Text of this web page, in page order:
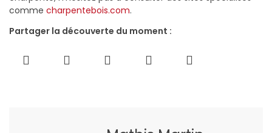
comme charpentebois.com.
Partager la découverte du moment :